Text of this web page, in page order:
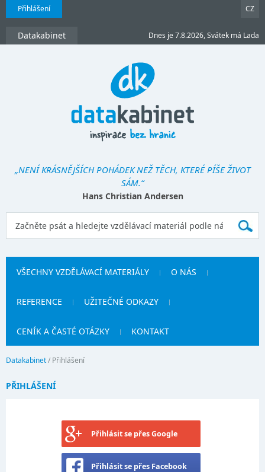
Přihlášení CZ
Datakabinet Dnes je 7.8.2026, Svátek má Lada
„NENÍ KRÁSNĚJŠÍCH POHÁDEK NEŽ TĚCH, KTERÉ PÍŠE ŽIVOT
SÁM.“
Hans Christian Andersen
VŠECHNY VZDĚLÁVACÍ MATERIÁLY O NÁS
REFERENCE UŽITEČNÉ ODKAZY
CENÍK A ČASTÉ OTÁZKY KONTAKT
Datakabinet/ Přihlášení
PŘIHLÁŠENÍ
Přihlásit se přes Google
Přihlásit se přes Facebook